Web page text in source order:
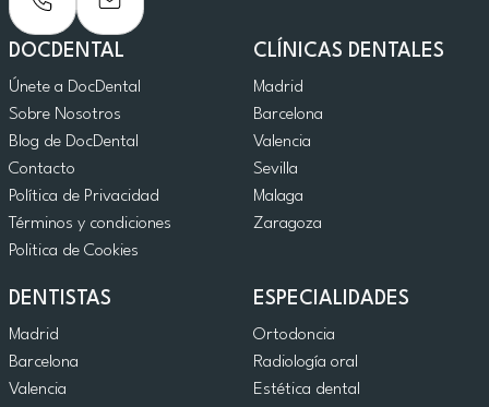
DOCDENTAL
Únete a DocDental
Sobre Nosotros
Blog de DocDental
Contacto
Política de Privacidad
Términos y condiciones
Politica de Cookies
CLÍNICAS DENTALES
Madrid
Barcelona
Valencia
Sevilla
Malaga
Zaragoza
DENTISTAS
Madrid
Barcelona
Valencia
ESPECIALIDADES
Ortodoncia
Radiología oral
Estética dental